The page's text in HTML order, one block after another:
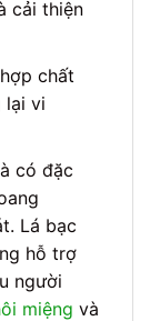
cải thiện
chất
lại vi
có đặc
Lá bạc
hỗ trợ
người
miệng và